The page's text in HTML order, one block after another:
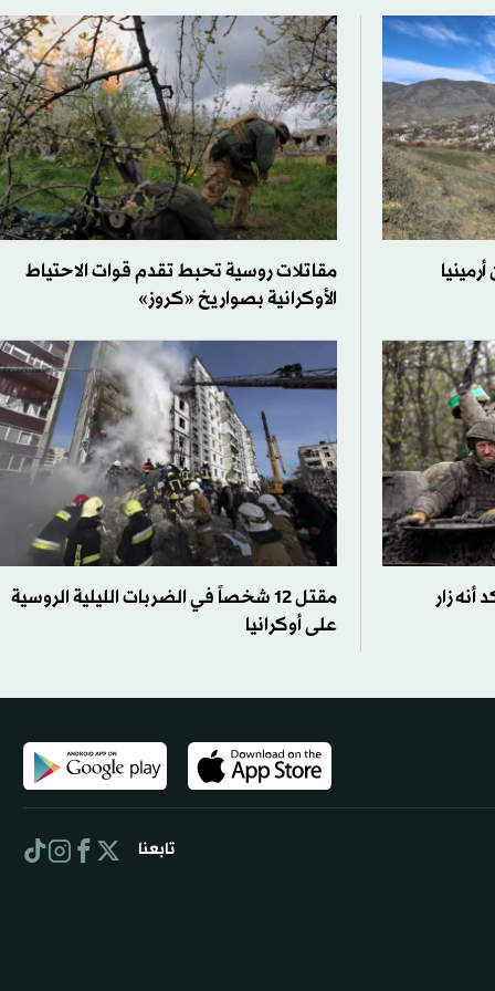
مقاتلات روسية تحبط تقدم قوات الاحتياط
الأوكرانية بصواريخ «كروز»
زار
مقتل 12 شخصاً في الضربات الليلية الروسية
على أوكرانيا
تابعنا